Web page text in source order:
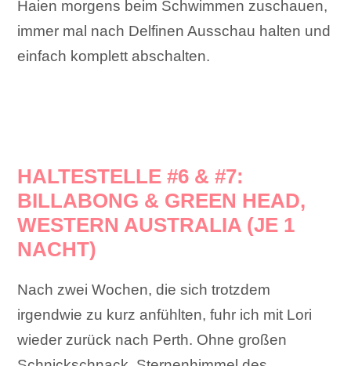
Haien morgens beim Schwimmen zuschauen,
immer mal nach Delfinen Ausschau halten und
einfach komplett abschalten.
HALTESTELLE #6 & #7:
BILLABONG & GREEN HEAD,
WESTERN AUSTRALIA (JE 1
NACHT)
Nach zwei Wochen, die sich trotzdem
irgendwie zu kurz anfühlten, fuhr ich mit Lori
wieder zurück nach Perth. Ohne großen